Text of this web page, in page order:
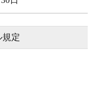
定